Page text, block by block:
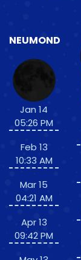
NEUMOND
Jan 14
05:26 PM
Feb 13
10:33 AM
Mar 15
04:21 AM
Apr 13
09:42 PM